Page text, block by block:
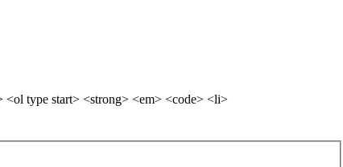
type start> <strong> <em> <code> <li>